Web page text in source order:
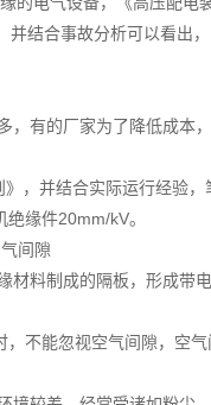
并结合事故分析可以看出
，有的厂家为了降低成本
，并结合实际运行经验
缘件20mm/kV。
间隙
缘材料制成的隔板，形
，不能忽视空气间隙，空